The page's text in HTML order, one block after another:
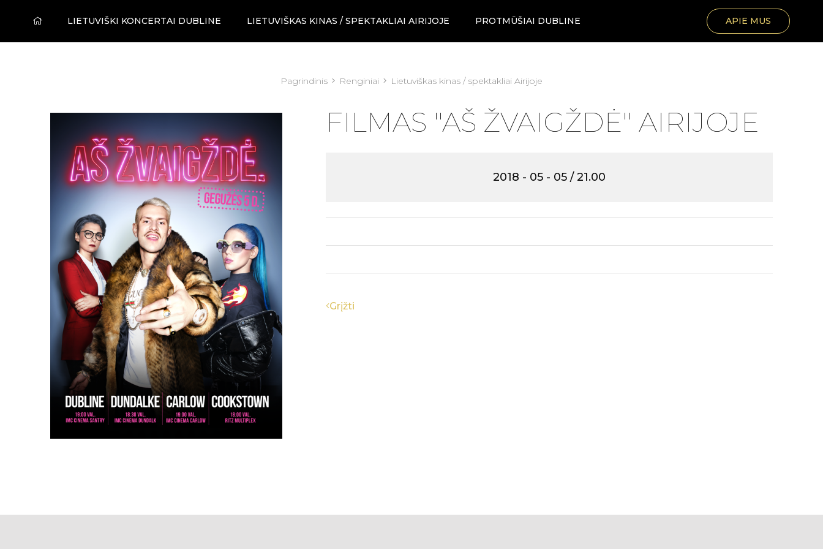
LIETUVIŠKI KONCERTAI DUBLINE LIETUVIŠKAS KINAS / SPEKTAKLIAI AIRIJOJE PROTMŪŠIAI DUBLINE APIE MUS
Pagrindinis Renginiai Lietuviškas kinas / spektakliai Airijoje
FILMAS "AŠ ŽVAIGŽDĖ" AIRIJOJE
2018 - 05 - 05 / 21.00
Grįžti